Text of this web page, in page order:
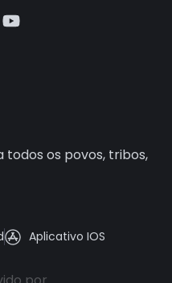
todos os povos, tribos,
Aplicativo IOS